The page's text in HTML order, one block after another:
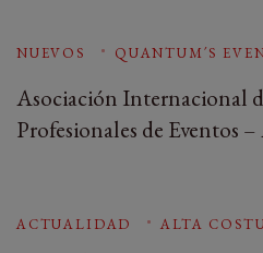
NUEVOS QUANTUM´S
Asociación Internacional
Profesionales de Eventos
ACTUALIDAD ALTA